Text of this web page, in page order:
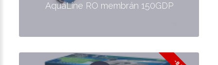
AquaLine RO membrán 150GDP